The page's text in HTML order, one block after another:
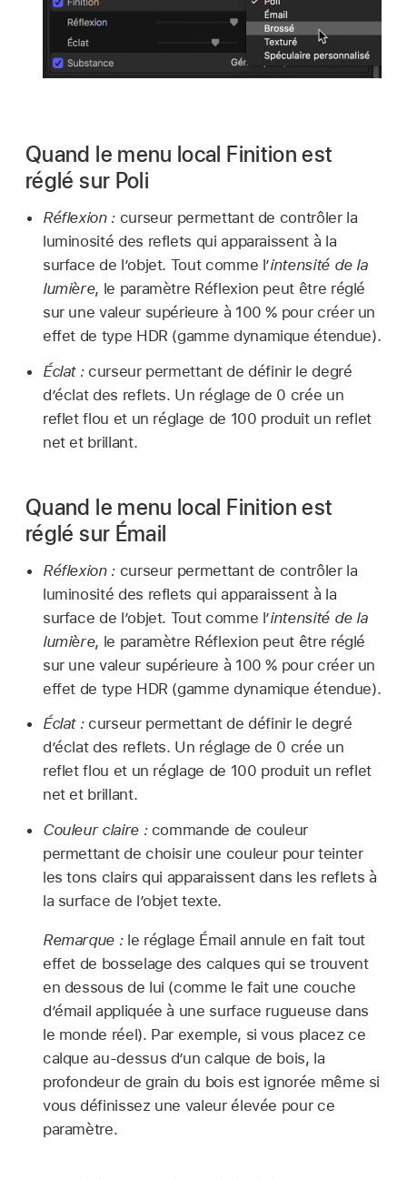
Quand le menu local Finition est
réglé sur Poli
Réflexion :curseur permettant de contrôler la
luminosité des reflets qui apparaissent à la
surface de l’objet. Tout comme l’intensité de la
lumière, le paramètre Réflexion peut être réglé
sur une valeur supérieure à 100 % pour créer un
effet de type HDR (gamme dynamique étendue).
Éclat :curseur permettant de définir le degré
d’éclat des reflets. Un réglage de 0 crée un
reflet flou et un réglage de 100 produit un reflet
net et brillant.
Quand le menu local Finition est
réglé sur Émail
Réflexion :curseur permettant de contrôler la
luminosité des reflets qui apparaissent à la
surface de l’objet. Tout comme l’intensité de la
lumière, le paramètre Réflexion peut être réglé
sur une valeur supérieure à 100 % pour créer un
effet de type HDR (gamme dynamique étendue).
Éclat :curseur permettant de définir le degré
d’éclat des reflets. Un réglage de 0 crée un
reflet flou et un réglage de 100 produit un reflet
net et brillant.
Couleur claire :commande de couleur
permettant de choisir une couleur pour teinter
les tons clairs qui apparaissent dans les reflets à
la surface de l’objet texte.
Remarque : le réglage Émail annule en fait tout
effet de bosselage des calques qui se trouvent
en dessous de lui (comme le fait une couche
d’émail appliquée à une surface rugueuse dans
le monde réel). Par exemple, si vous placez ce
calque au-dessus d’un calque de bois, la
profondeur de grain du bois est ignorée même si
vous définissez une valeur élevée pour ce
paramètre.